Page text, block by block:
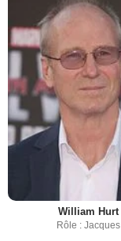
William Hurt
Rôle : Jacques